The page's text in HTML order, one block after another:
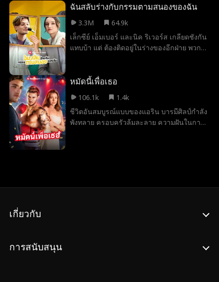
บ้านที่เธอไม่รู้จักนั่นคือกริฟฟิน เขาจึงปล่อยให้
หน้าสองคนที่ไม่ใช่คนแปลกหน้ากันเลย ต่างพบ
ว่าตัวเองอยู่ในหน้ากากแห่งหัวใจที่แสนวิเศษ
ฉันสลับร่างกับกรรมตามสนองของฉัน
3.3M
64.9k
เล็กซีย์ เอ็มเบอร์ และนิค ริเวอร์ส เกลียดชังกัน
แทบบ้า แต่ ต้องติดอยู่ในร่างของอีกฝ่าย พวก
เกิด
หมัดนี้เพื่อเธอ
106.1k
1.4k
ชีวิตอันสมบูรณ์แบบของแอริน บารมีศิลป์กำลัง
พังทลาย ครอบครัวล้มละลาย ความฝันในการ
ช่วยแอรินจากอดีตคนรัก ความผูกพันระหว่าง
ระหว่างความฝันของตนกับการปกป้องหญิงสาว
เกี่ยวกับ
การสนับสนุน